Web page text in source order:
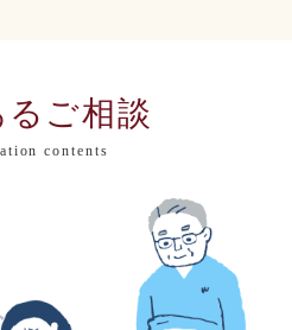
ご相談
contents